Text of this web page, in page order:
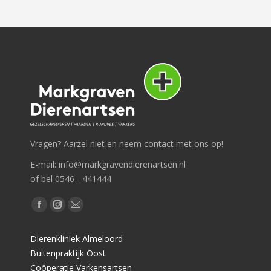
Vragen? Aarzel niet en neem contact met ons op!
E-mail: info@markgravendierenartsen.nl
of bel 0546 - 441444
Vind ons op:
Facebook
opens
in
Instagram
opens
in
Mail
opens
in
Dierenkliniek Almeloord
Buitenpraktijk Oost
Coöperatie Varkensartsen